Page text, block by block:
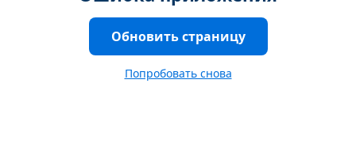
Обновить страницу
Попробовать снова